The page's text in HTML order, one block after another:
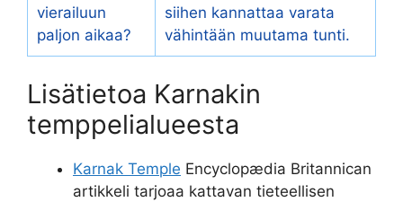
vierailuun
paljon aikaa?
siihen kannattaa varata
vähintään muutama tunti.
Lisätietoa Karnakin
temppelialueesta
Karnak Temple Encyclopædia Britannican
artikkeli tarjoaa kattavan tieteellisen